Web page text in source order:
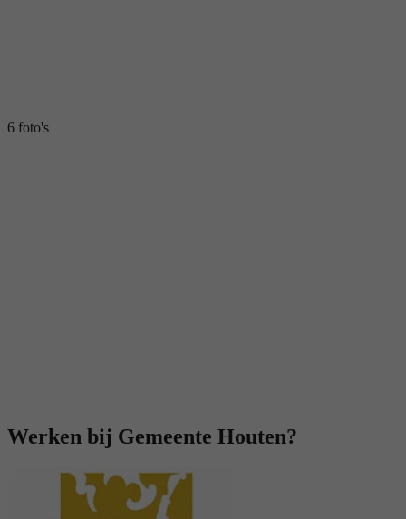
6 foto's
Werken bij Gemeente Houten?